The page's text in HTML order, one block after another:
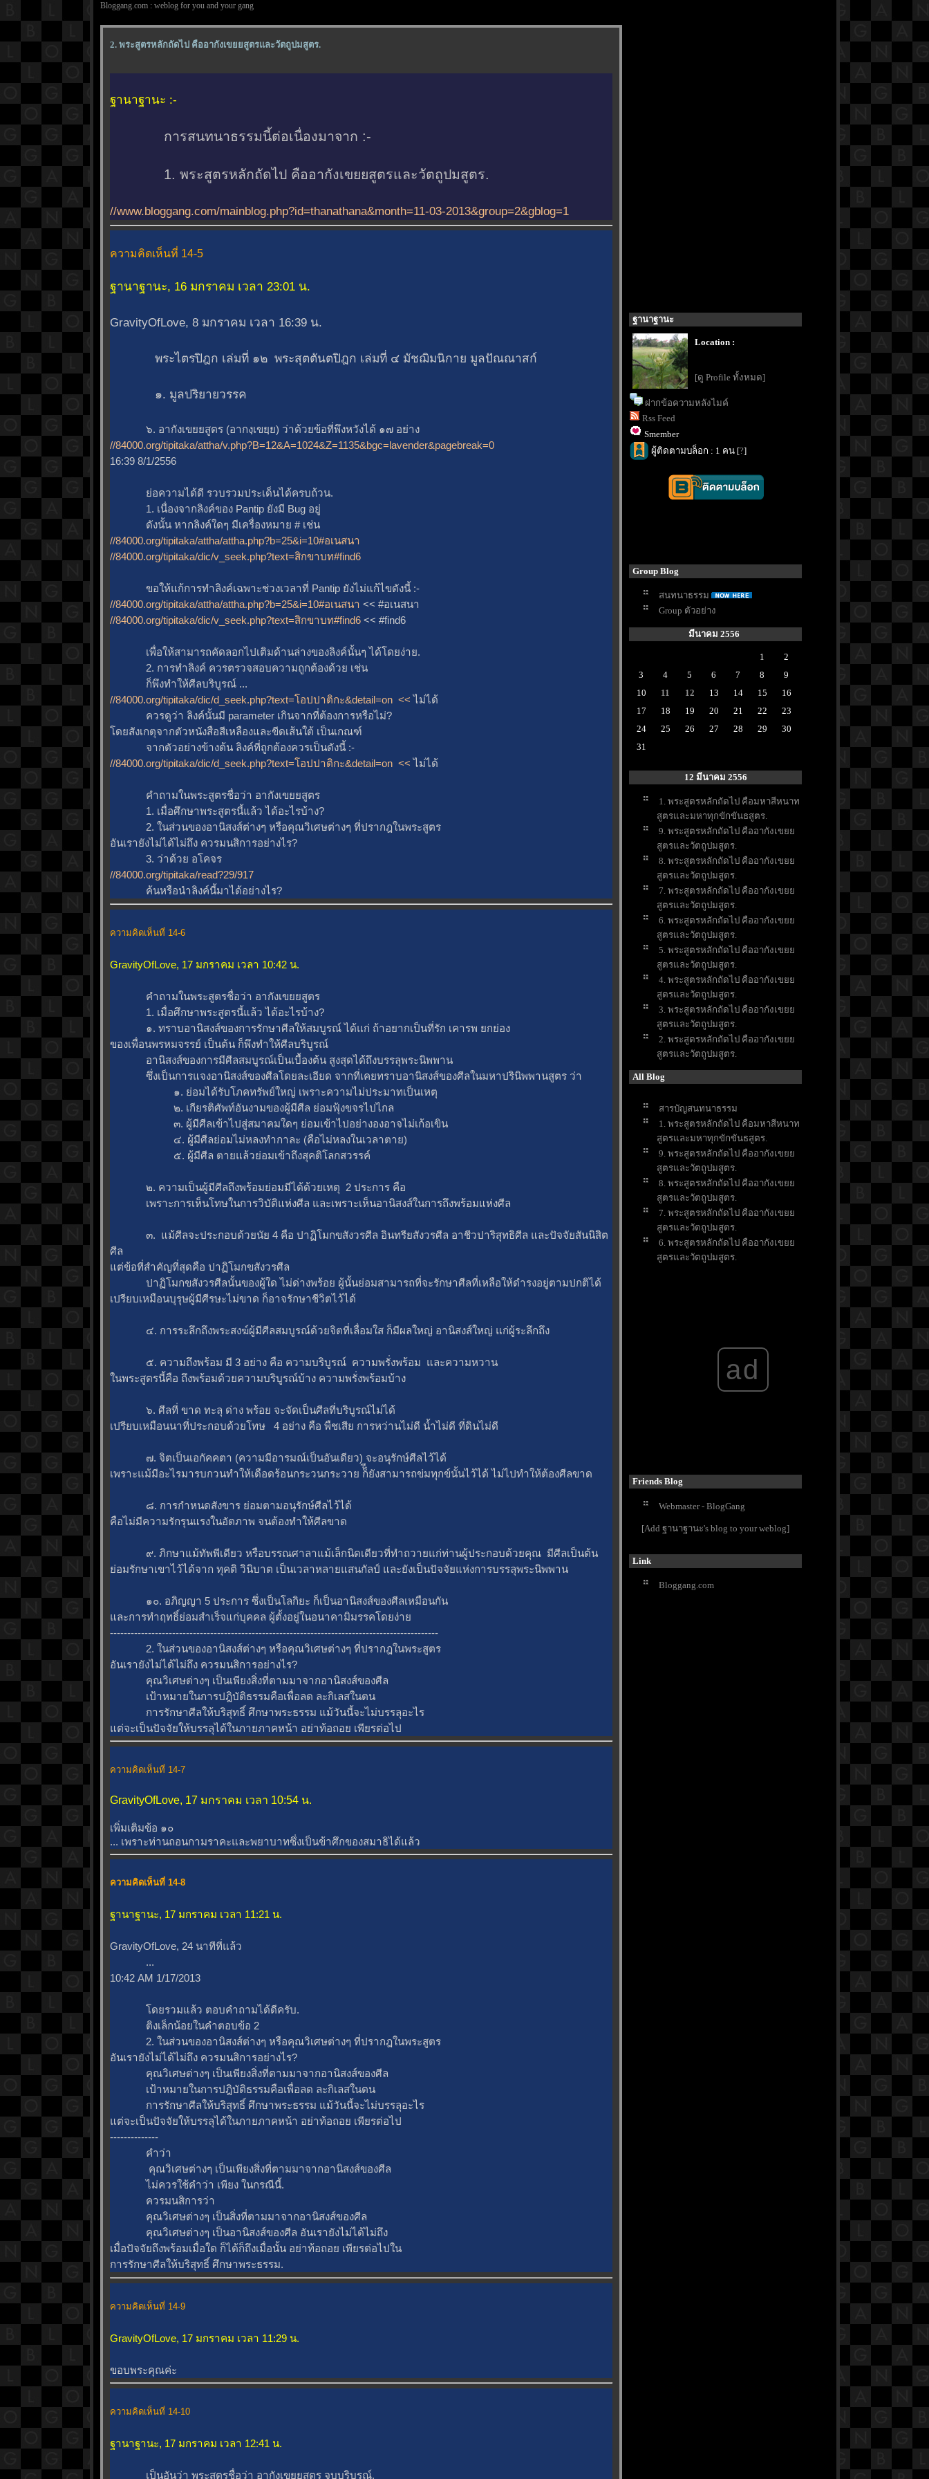
Bloggang.com : weblog for you and your gang
2. พระสูตรหลักถัดไป คืออากังเขยยสูตรและวัตถูปมสูตร.
ฐานาฐานะ :-
การสนทนาธรรมนี้ต่อเนื่องมาจาก :-
1. พระสูตรหลักถัดไป คืออากังเขยยสูตรและวัตถูปมสูตร.
//www.bloggang.com/mainblog.php?id=thanathana&month=11-03-2013&group=2&gblog=1
ความคิดเห็นที่ 14-5
ฐานาฐานะ, 16 มกราคม เวลา 23:01 น.
GravityOfLove, 8 มกราคม เวลา 16:39 น.
พระไตรปิฎก เล่มที่ ๑๒ พระสุตตันตปิฎก เล่มที่ ๔ มัชฌิมนิกาย มูลปัณณาสก์
๑. มูลปริยายวรรค
๖. อากังเขยยสูตร (อากงฺเขยฺย) ว่าด้วยข้อที่พึงหวังได้ ๑๗ อย่าง
//84000.org/tipitaka/attha/v.php?B=12&A=1024&Z=1135&bgc=lavender&pagebreak=0
16:39 8/1/2556
่อความได้ดี รวบรวมประเด็นได้ครบถ้วน.
1. เนื่องจากลิงค์ของ Pantip ยังมี Bug อยู่
ดังนั้น หากลิงค์ใดๆ มีเครื่องหมาย # เช่น
//84000.org/tipitaka/attha/attha.php?b=25&i=10#อเนสนา
//84000.org/tipitaka/dic/v_seek.php?text=สิกขาบท#find6
ขอให้แก้การทำลิงค์เฉพาะช่วงเวลาที่ Pantip ยังไม่แก้ไขดังนี้ :-
//84000.org/tipitaka/attha/attha.php?b=25&i=10#อเนสนา << #อเนสนา
//84000.org/tipitaka/dic/v_seek.php?text=สิกขาบท#find6 << #find6
เพื่อให้สามารถคัดลอกไปเติมด้านล่างของลิงค์นั้นๆ ได้โดยง่าย.
2. การทำลิงค์ ควรตรวจสอบความถูกต้องด้วย เช่น
ก็พึงทำให้ศีลบริบูรณ์ ...
//84000.org/tipitaka/dic/d_seek.php?text=โอปปาติกะ&detail=on << ไม่ได้
ควรดูว่า ลิงค์นั้นมี parameter เกินจากที่ต้องการหรือไม่?
ดยสังเกตุจากตัวหนังสือสีเหลืองและขีดเส้นใต้ เป็นเกณฑ์
จากตัวอย่างข้างต้น ลิงค์ที่ถูกต้องควรเป็นดังนี้ :-
//84000.org/tipitaka/dic/d_seek.php?text=โอปปาติกะ&detail=on << ไม่ได้
คำถามในพระสูตรชื่อว่า อากังเขยยสูตร
1. เมื่อศึกษาพระสูตรนี้แล้ว ได้อะไรบ้าง?
2. ในส่วนของอานิสงส์ต่างๆ หรือคุณวิเศษต่างๆ ที่ปรากฎในพระสูตร
อันเรายังไม่ได้ไม่ถึง ควรมนสิการอย่างไร?
3. ว่าด้วย อโคจร
//84000.org/tipitaka/read?29/917
ค้นหรือนำลิงค์นี้มาได้อย่างไร?
ความคิดเห็นที่ 14-6
GravityOfLove, 17 มกราคม เวลา 10:42 น.
คำถามในพระสูตรชื่อว่า อากังเขยยสูตร
1. เมื่อศึกษาพระสูตรนี้แล้ว ได้อะไรบ้าง?
๑. ทราบอานิสงส์ของการรักษาศีลให้สมบูรณ์ ได้แก่ ถ้าอยากเป็นที่รัก เคารพ ยกย่อง
ของเพื่อนพรหมจรรย์ เป็นต้น ก็พึงทำให้ศีลบริบูรณ์
อานิสงส์ของการมีศีลสมบูรณ์เป็นเบื้องต้น สูงสุดได้ถึงบรรลุพระนิพพาน
ซึ่งเป็นการแจงอานิสงส์ของศีลโดยละเอียด จากที่เคยทราบอานิสงส์ของศีลในมหาปรินิพพานสูตร ว่า
๑. ย่อมได้รับโภคทรัพย์ใหญ่ เพราะความไม่ประมาทเป็นเหตุ
๒. เกียรติศัพท์อันงามของผู้มีศีล ย่อมฟุ้งขจรไปไกล
๓. ผู้มีศีลเข้าไปสู่สมาคมใดๆ ย่อมเข้าไปอย่างองอาจไม่เก้อเขิน
๔. ผู้มีศีลย่อมไม่หลงทำกาละ (คือไม่หลงในเวลาตาย)
๕. ผู้มีศีล ตายแล้วย่อมเข้าถึงสุคติโลกสวรรค์
๒. ความเป็นผู้มีศีลถึงพร้อมย่อมมีได้ด้วยเหตุ 2 ประการ คือ
เพราะการเห็นโทษในการวิบัติแห่งศีล และเพราะเห็นอานิสงส์ในการถึงพร้อมแห่งศีล
๓. แม้ศีลจะประกอบด้วยนัย 4 คือ ปาฏิโมกขสังวรศีล อินทรียสังวรศีล อาชีวปาริสุทธิศีล และปัจจัยสันนิสิต
ศีล
ต่ข้อที่สำคัญที่สุดคือ ปาฏิโมกขสังวรศีล
ปาฏิโมกขสังวรศีลนั้นของผู้ใด ไม่ด่างพร้อย ผู้นั้นย่อมสามารถที่จะรักษาศีลที่เหลือให้ดํารงอยู่ตามปกติได้
เปรียบเหมือนบุรุษผู้มีศีรษะไม่ขาด ก็อาจรักษาชีวิตไว้ได้
๔. การระลึกถึงพระสงฆ์ผู้มีศีลสมบูรณ์ด้วยจิตที่เลื่อมใส ก็มีผลใหญ่ อานิสงส์ใหญ่ แก่ผู้ระลึกถึง
๕. ความถึงพร้อม มี 3 อย่าง คือ ความบริบูรณ์ ความพรั่งพร้อม และความหวาน
นพระสูตรนี้คือ ถึงพร้อมด้วยความบริบูรณ์บ้าง ความพรั่งพร้อมบ้าง
๖. ศีลที่ ขาด ทะลุ ด่าง พร้อย จะจัดเป็นศีลที่บริบูรณ์ไม่ได้
เปรียบเหมือนนาที่ประกอบด้วยโทษ 4 อย่าง คือ พืชเสีย การหว่านไม่ดี น้ำไม่ดี ที่ดินไม่ดี
๗. จิตเป็นเอกัคคตา (ความมีอารมณ์เป็นอันเดียว) จะอนุรักษ์ศีลไว้ได้
เพราะแม้มีอะไรมารบกวนทำให้เดือดร้อนกระวนกระวาย ก็ัียังสามารถข่มทุกข์นั้นไว้ได้ ไม่ไปทำให้ต้องศีลขาด
๘. การกําหนดสังขาร ย่อมตามอนุรักษ์ศีลไว้ได้
คือไม่มีความรักรุนแรงในอัตภาพ จนต้องทำให้ศีลขาด
๙. ภิกษาแม้ทัพพีเดียว หรือบรรณศาลาแม้เล็กนิดเดียวที่ทําถวายแก่ท่านผู้ประกอบด้วยคุณ มีศีลเป็นต้น
่อมรักษาเขาไว้ได้จาก ทุคติ วินิบาต เป็นเวลาหลายแสนกัลป์ และยังเป็นปัจจัยแห่งการบรรลุพระนิพพาน
๑๐. อภิญญา 5 ประการ ซึ่งเป็นโลกิยะ ก็เป็นอานิสงส์ของศีลเหมือนกัน
ละการทําฤทธิ์ย่อมสําเร็จแก่บุคคล ผู้ตั้งอยู่ในอนาคามิมรรคโดยง่า
-----------------------------------------------------------------------------------------------
2. ในส่วนของอานิสงส์ต่างๆ หรือคุณวิเศษต่างๆ ที่ปรากฎในพระสูตร
อันเรายังไม่ได้ไม่ถึง ควรมนสิการอย่างไร?
คุณวิเศษต่างๆ เป็นเพียงสิ่งที่ตามมาจากอานิสงส์ของศีล
เป้าหมายในการปฎิบัติธรรมคือเพื่อลด ละกิเลสในตน
การรักษาศีลให้บริสุทธิ์ ศึกษาพระธรรม แม้วันนี้จะไม่บรรลุอะไร
ต่จะเป็นปัจจัยให้บรรลุได้ในภายภาคหน้า อย่าท้อถอย เพียรต่อไป
ความคิดเห็นที่ 14-7
GravityOfLove, 17 มกราคม เวลา 10:54 น.
เพิ่มเติมข้อ ๑๐
... เพราะท่านถอนกามราคะและพยาบาทซึ่งเป็นข้าศึกของสมาธิได้แล้ว
ความคิดเห็นที่ 14-8
ฐานาฐานะ, 17 มกราคม เวลา 11:21 น.
GravityOfLove, 24 นาทีที่แล้ว
...
10:42 AM 1/17/2013
ดยรวมแล้ว ตอบคำถามได้ดีครับ.
ติงเล็กน้อยในคำตอบข้อ 2
2. ในส่วนของอานิสงส์ต่างๆ หรือคุณวิเศษต่างๆ ที่ปรากฎในพระสูตร
อันเรายังไม่ได้ไม่ถึง ควรมนสิการอย่างไร?
คุณวิเศษต่างๆ เป็นเพียงสิ่งที่ตามมาจากอานิสงส์ของศีล
เป้าหมายในการปฎิบัติธรรมคือเพื่อลด ละกิเลสในตน
การรักษาศีลให้บริสุทธิ์ ศึกษาพระธรรม แม้วันนี้จะไม่บรรลุอะไร
ต่จะเป็นปัจจัยให้บรรลุได้ในภายภาคหน้า อย่าท้อถอย เพียรต่อไป
--------------
คำว่า
คุณวิเศษต่างๆ เป็นเพียงสิ่งที่ตามมาจากอานิสงส์ของศีล
ไม่ควรใช้คำว่า เพียง ในกรณีนี้.
ควรมนสิการว่า
คุณวิเศษต่างๆ เป็นสิ่งที่ตามมาจากอานิสงส์ของศีล
คุณวิเศษต่างๆ เป็นอานิสงส์ของศีล อันเรายังไม่ได้ไม่ถึง
เมื่อปัจจัยถึงพร้อมเมื่อใด ก็ได้ก็ถึงเมื่อนั้น อย่าท้อถอย เพียรต่อไปใน
การรักษาศีลให้บริสุทธิ์ ศึกษาพระธรรม.
ความคิดเห็นที่ 14-9
GravityOfLove, 17 มกราคม เวลา 11:29 น.
ขอบพระคุณค่ะ
ความคิดเห็นที่ 14-10
ฐานาฐานะ, 17 มกราคม เวลา 12:41 น.
เป็นอันว่า พระสูตรชื่อว่า อากังเขยยสูตร จบบริบูรณ์.
ฐานาฐานะ
Location :
[ดู Profile ทั้งหมด]
ฝากข้อความหลังไมค์
Rss Feed
Smember
ผู้ติดตามบล็อก : 1 คน [?]
Group Blog
สนทนาธรรม
Group ตัวอย่าง
มีนาคม 2556
1
2
3
4 5 6 7 8
9
10
11 12 13 14 15
16
17
18 19 20 21 22
23
24
25 26 27 28 29
30
31
12 มีนาคม 2556
1. พระสูตรหลักถัดไป คือมหาสีหนาท
สูตรและมหาทุกขักขันธสูตร.
9. พระสูตรหลักถัดไป คืออากังเข
สูตรและวัตถูปมสูตร.
8. พระสูตรหลักถัดไป คืออากังเข
สูตรและวัตถูปมสูตร.
7. พระสูตรหลักถัดไป คืออากังเข
สูตรและวัตถูปมสูตร.
6. พระสูตรหลักถัดไป คืออากังเข
สูตรและวัตถูปมสูตร.
5. พระสูตรหลักถัดไป คืออากังเข
สูตรและวัตถูปมสูตร.
4. พระสูตรหลักถัดไป คืออากังเข
สูตรและวัตถูปมสูตร.
3. พระสูตรหลักถัดไป คืออากังเข
สูตรและวัตถูปมสูตร.
2. พระสูตรหลักถัดไป คืออากังเข
สูตรและวัตถูปมสูตร.
All Blog
สารบัญสนทนาธรรม
1. พระสูตรหลักถัดไป คือมหาสีหนาท
สูตรและมหาทุกขักขันธสูตร.
9. พระสูตรหลักถัดไป คืออากังเข
สูตรและวัตถูปมสูตร.
8. พระสูตรหลักถัดไป คืออากังเข
สูตรและวัตถูปมสูตร.
7. พระสูตรหลักถัดไป คืออากังเข
สูตรและวัตถูปมสูตร.
6. พระสูตรหลักถัดไป คืออากังเข
สูตรและวัตถูปมสูตร.
สูตรและวัตถูปมสูตร.
2. พระสูตรหลักถัดไป คืออากังเข
สูตรและวัตถูปมสูตร.
1. พระสูตรหลักถัดไป คืออากังเข
ad
Friends Blog
Webmaster - BlogGang
[Add ฐานาฐานะ's blog to your weblog]
Link
Bloggang.com